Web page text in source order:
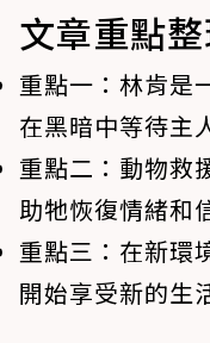
文章重點整
重點一： 林肯是
在黑暗中等待主
重點二： 動物救
助牠恢復情緒和
重點三： 在新環
開始享受新的生